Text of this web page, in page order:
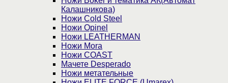
Калашникова)
Ножи Cold Steel
Ножи Opinel
Ножи LEATHERMAN
Ножи Mora
Ножи COAST
Мачете Desperado
Ножи метательные